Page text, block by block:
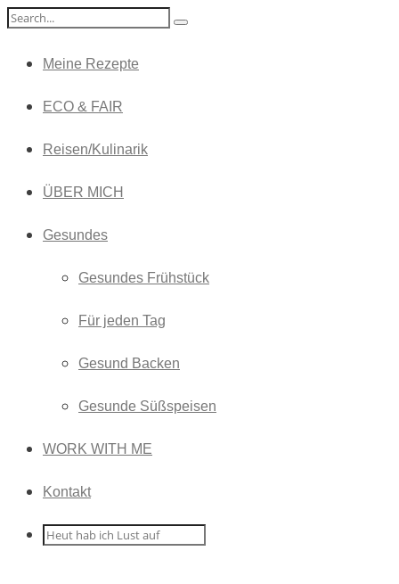
Meine Rezepte
ECO & FAIR
Reisen/Kulinarik
ÜBER MICH
Gesundes
Gesundes Frühstück
Für jeden Tag
Gesund Backen
Gesunde Süßspeisen
WORK WITH ME
Kontakt